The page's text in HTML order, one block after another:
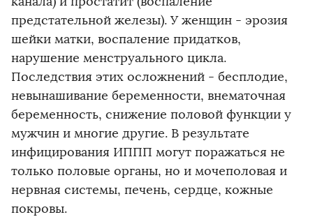
предстательной железы). У женщин - эрозия
шейки матки, воспаление придатков,
нарушение менструального цикла.
Последствия этих осложнений - бесплодие,
невынашивание беременности, внематочная
беременность, снижение половой функции у
мужчин и многие другие. В результате
инфицирования ИППП могут поражаться не
только половые органы, но и мочеполовая и
нервная системы, печень, сердце, кожные
покровы.